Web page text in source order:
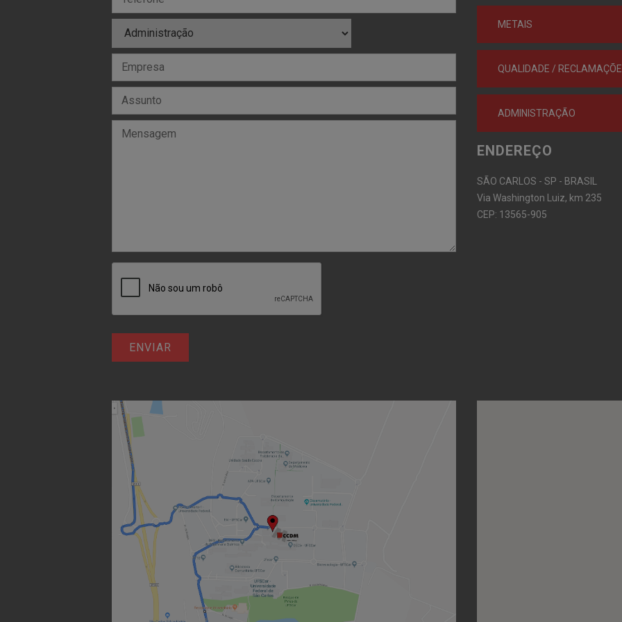
METAIS
QUALIDADE /
ADMINISTRAÇÃO
ENDEREÇO
SÃO CARLOS - SP - BRASIL
Via Washington Luiz, km 235
CEP: 13565-905